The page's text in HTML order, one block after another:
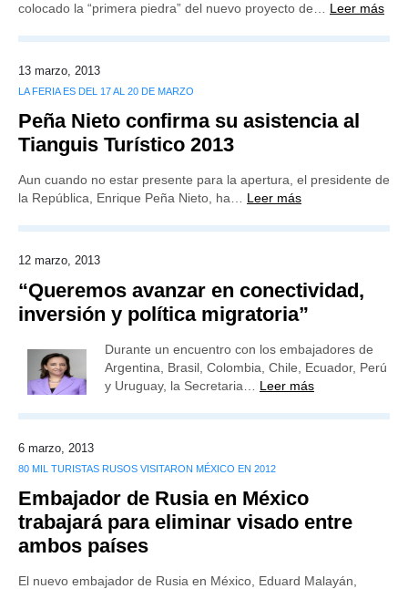
colocado la “primera piedra” del nuevo proyecto de… Leer más
13 marzo, 2013
LA FERIA ES DEL 17 AL 20 DE MARZO
Peña Nieto confirma su asistencia al
Tianguis Turístico 2013
Aun cuando no estar presente para la apertura, el presidente de
la República, Enrique Peña Nieto, ha… Leer más
12 marzo, 2013
“Queremos avanzar en conectividad,
inversión y política migratoria”
Durante un encuentro con los embajadores de
Argentina, Brasil, Colombia, Chile, Ecuador, Perú
y Uruguay, la Secretaria… Leer más
6 marzo, 2013
80 MIL TURISTAS RUSOS VISITARON MÉXICO EN 2012
Embajador de Rusia en México
trabajará para eliminar visado entre
ambos países
El nuevo embajador de Rusia en México, Eduard Malayán,